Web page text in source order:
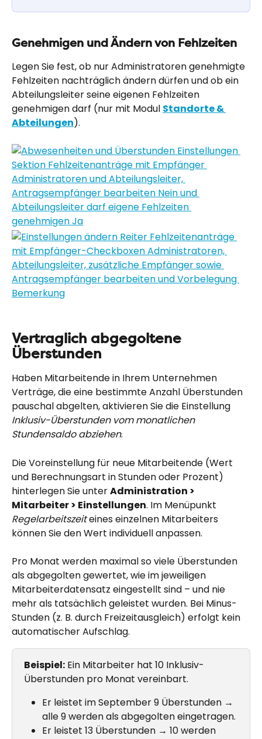
Genehmigen und Ändern von Fehlzeiten
Legen Sie fest, ob nur Administratoren genehmigte
Fehlzeiten nachträglich ändern dürfen und ob ein
Abteilungsleiter seine eigenen Fehlzeiten
genehmigen darf (nur mit Modul Standorte &
Abteilungen).
Vertraglich abgegoltene
Überstunden
Haben Mitarbeitende in Ihrem Unternehmen
Verträge, die eine bestimmte Anzahl Überstunden
pauschal abgelten, aktivieren Sie die Einstellung
Inklusiv-Überstunden vom monatlichen
Stundensaldo abziehen.
Die Voreinstellung für neue Mitarbeitende (Wert
und Berechnungsart in Stunden oder Prozent)
hinterlegen Sie unter Administration >
Mitarbeiter > Einstellungen. Im Menüpunkt
Regelarbeitszeit eines einzelnen Mitarbeiters
können Sie den Wert individuell anpassen.
Pro Monat werden maximal so viele Überstunden
als abgegolten gewertet, wie im jeweiligen
Mitarbeiterdatensatz eingestellt sind – und nie
mehr als tatsächlich geleistet wurden. Bei Minus-
Stunden (z. B. durch Freizeitausgleich) erfolgt kein
automatischer Aufschlag.
Beispiel: Ein Mitarbeiter hat 10 Inklusiv-
Überstunden pro Monat vereinbart.
Er leistet im September 9 Überstunden →
alle 9 werden als abgegolten eingetragen.
Er leistet 13 Überstunden → 10 werden